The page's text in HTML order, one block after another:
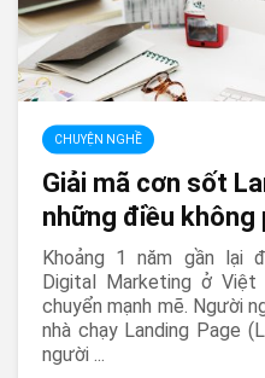
CHUYỆN NGHỀ
Giải mã cơn sốt
những điều không
Khoảng 1 năm gần lại
Digital Marketing ở
chuyển mạnh mẽ. Người
nhà chạy Landing Page
người ...